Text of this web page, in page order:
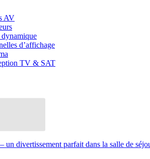
AV
dynamique
d’affichage
TV & SAT
un divertissement parfait dans la salle de